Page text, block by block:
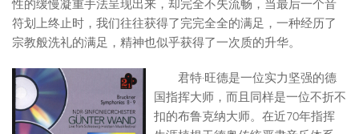
性的缓慢凝重手法呈现出来，却完全不失流畅，当最后一个音
符划上终止时，我们往往获得了完完全全的满足，一种经历了
宗教般洗礼的满足，精神也似乎获得了一次质的升华。
君特·旺德是一位实力坚强的德
国指挥大师，而且同样是一位不折不
扣的布鲁克纳大师。在近70年指挥